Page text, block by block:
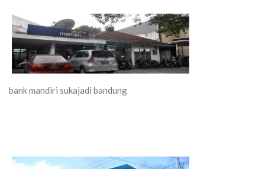
bank mandiri sukajadi bandung